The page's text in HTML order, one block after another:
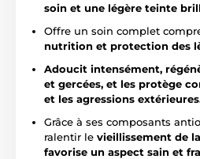
soin et une légère teinte
Offre un soin complet
nutrition et protection des
Adoucit intensément,
et gercées, et les protège
et les agressions
Grâce à ses composants
ralentir le vieillissement de
favorise un aspect sain et